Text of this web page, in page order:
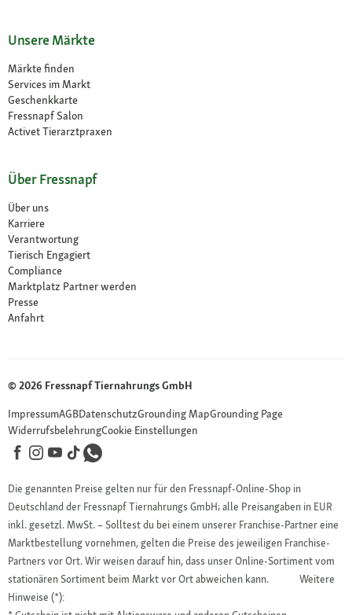
Unsere Märkte
Märkte finden
Services im Markt
Geschenkkarte
Fressnapf Salon
Activet Tierarztpraxen
Über Fressnapf
Über uns
Karriere
Verantwortung
Tierisch Engagiert
Compliance
Marktplatz Partner werden
Presse
Anfahrt
© 2026 Fressnapf Tiernahrungs GmbH
ImpressumAGBDatenschutzGrounding MapGrounding Page
WiderrufsbelehrungCookie Einstellungen
Die genannten Preise gelten nur für den Fressnapf-Online-Shop in
Deutschland der Fressnapf Tiernahrungs GmbH; alle Preisangaben in EUR
inkl. gesetzl. MwSt. – Solltest du bei einem unserer Franchise-Partner eine
Marktbestellung vornehmen, gelten die Preise des jeweiligen Franchise-
Partners vor Ort. Wir weisen darauf hin, dass unser Online-Sortiment vom
stationären Sortiment beim Markt vor Ort abweichen kann.
Weitere
Hinweise (*):